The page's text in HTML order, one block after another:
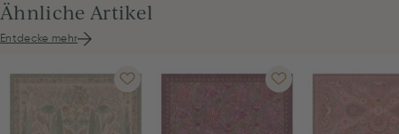
Ähnliche Artikel
Entdecke mehr